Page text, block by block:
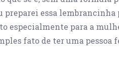
preparei essa lembrancinha
especialmente para a
fato de ter uma pessoa